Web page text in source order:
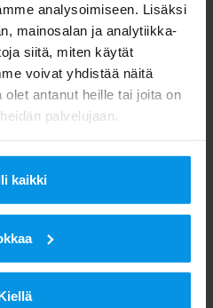
analysoimiseen. Lisäksi
mainosalan ja analytiikka-
siitä, miten käytät
voivat yhdistää näitä
antanut heille tai joita on
palvelujaan.
kaikki